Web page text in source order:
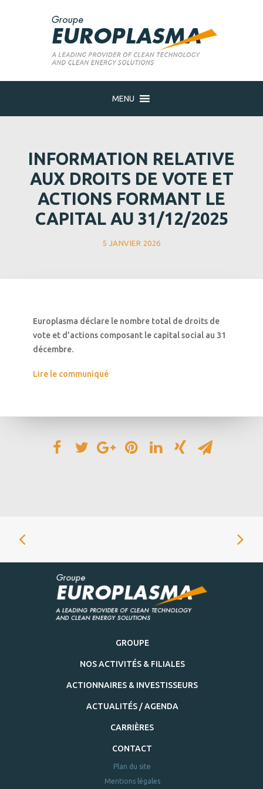
MENU
INFORMATION RELATIVE
AUX DROITS DE VOTE ET
ACTIONS FORMANT LE
CAPITAL AU 31/12/2025
5 JANVIER 2026
Europlasma déclare le nombre total de droits de
vote et d’actions composant le capital social au 31
décembre.
Lire le communiqué
GROUPE
NOS ACTIVITÉS & FILIALES
ACTIONNAIRES & INVESTISSEURS
ACTUALITÉS / AGENDA
CARRIÈRES
CONTACT
Plan du site
Mentions légales